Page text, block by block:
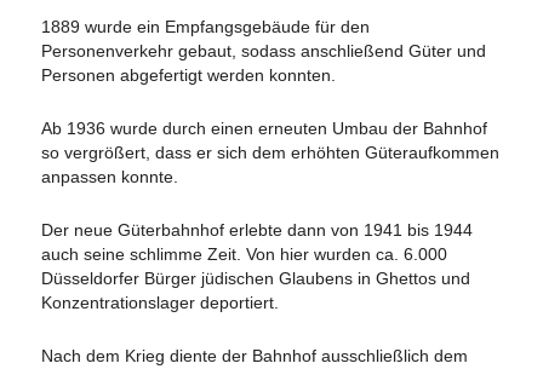
1889 wurde ein Empfangsgebäude für den
Personenverkehr gebaut, sodass anschließend Güter und
Personen abgefertigt werden konnten.
Ab 1936 wurde durch einen erneuten Umbau der Bahnhof
so vergrößert, dass er sich dem erhöhten Güteraufkommen
anpassen konnte.
Der neue Güterbahnhof erlebte dann von 1941 bis 1944
auch seine schlimme Zeit. Von hier wurden ca. 6.000
Düsseldorfer Bürger jüdischen Glaubens in Ghettos und
Konzentrationslager deportiert.
Nach dem Krieg diente der Bahnhof ausschließlich dem